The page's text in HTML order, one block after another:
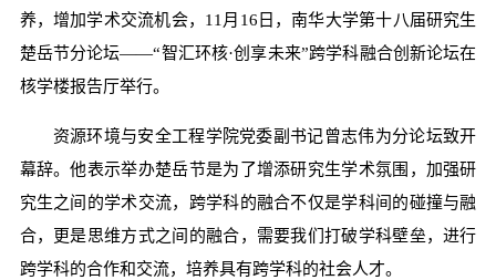
养，增加学术交流机会，11月16日，南华大学第十八届研究生
楚岳节分论坛——“智汇环核·创享未来”跨学科融合创新论坛在
核学楼报告厅举行。
资源环境与安全工程学院党委副书记曾志伟为分论坛致开
幕辞。他表示举办楚岳节是为了增添研究生学术氛围，加强研
究生之间的学术交流，跨学科的融合不仅是学科间的碰撞与融
合，更是思维方式之间的融合，需要我们打破学科壁垒，进行
跨学科的合作和交流，培养具有跨学科的社会人才。